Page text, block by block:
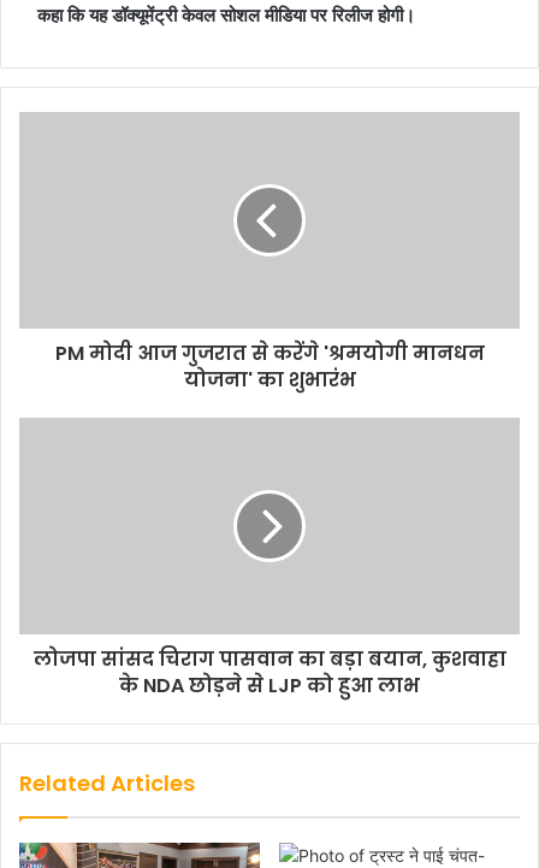
कहा कि यह डॉक्यूमेंट्री केवल सोशल मीडिया पर रिलीज होगी।
PM मोदी आज गुजरात से करेंगे 'श्रमयोगी मानधन
योजना' का शुभारंभ
लोजपा सांसद चिराग पासवान का बड़ा बयान, कुशवाहा
के NDA छोड़ने से LJP को हुआ लाभ
Related Articles